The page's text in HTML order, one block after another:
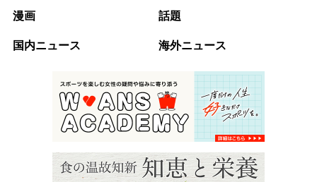
漫画 話題
国内ニュース 海外ニュース